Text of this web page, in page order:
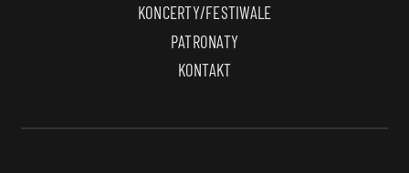
KONCERTY/FESTIWALE
PATRONATY
KONTAKT